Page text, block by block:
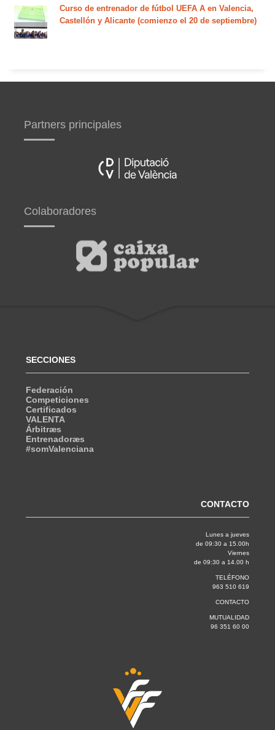
Curso de entrenador de fútbol UEFA A en Valencia,
Castellón y Alicante (comienzo el 20 de septiembre)
Partners principales
Colaboradores
SECCIONES
Federación
Competiciones
Certificados
VALENTA
Árbitræs
Entrenadoræs
#somValenciana
CONTACTO
Lunes a jueves
de 09:30 a 15.00h
Viernes
de 09:30 a 14.00 h
TELÉFONO
963 510 619
CONTACTO
MUTUALIDAD
96 351 60 00